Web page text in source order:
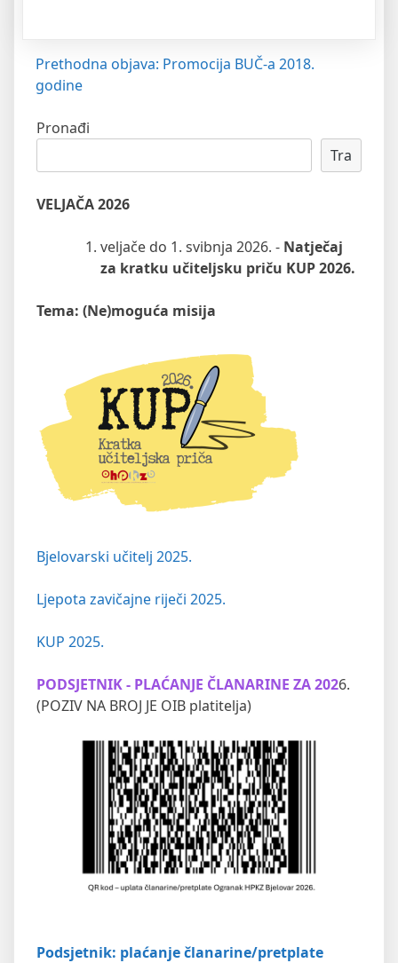
Navigacija
objava
Prethodna objava: Promocija BUČ-a 2018.
godine
Pronađi
Tra
VELJAČA 2026
veljače do 1. svibnja 2026. - Natječaj
za kratku učiteljsku priču KUP 2026.
Tema: (Ne)moguća misija
Bjelovarski učitelj 2025.
Ljepota zavičajne riječi 2025.
KUP 2025.
PODSJETNIK - PLAĆANJE ČLANARINE ZA 2026.
(POZIV NA BROJ JE OIB platitelja)
Podsjetnik: plaćanje članarine/pretplate